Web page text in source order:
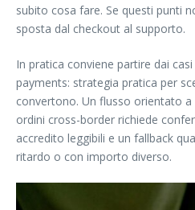
subito cosa fare. Se questi punti
sposta dal checkout al supporto.
In pratica conviene partire dai
payments: strategia pratica per
convertono. Un flusso orientato
ordini cross-border richiede
accredito leggibili e un fallback
ritardo o con importo diverso.